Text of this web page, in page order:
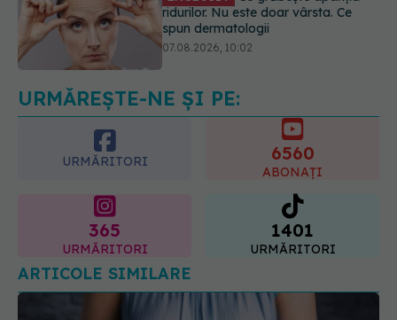
Alina Pușcău dezvăluie diagnosticul
care i-a schimbat viața: Am cancer
la sân. Am intrat în metastază
URMĂREȘTE-NE ȘI PE:
URMĂRITORI 6560
ABONAȚI
365
URMĂRITORI
1401
URMĂRITORI
ARTICOLE SIMILARE